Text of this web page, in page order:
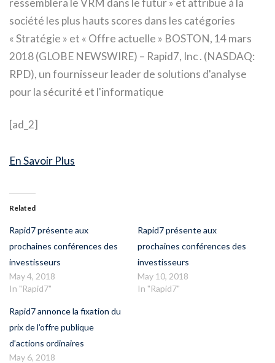
ressemblera le VRM dans le futur » et attribue à la
société les plus hauts scores dans les catégories
« Stratégie » et « Offre actuelle » BOSTON, 14 mars
2018 (GLOBE NEWSWIRE) – Rapid7, Inc . (NASDAQ:
RPD), un fournisseur leader de solutions d'analyse
pour la sécurité et l'informatique
[ad_2]
En Savoir Plus
Related
Rapid7 présente aux
prochaines conférences des
investisseurs
May 4, 2018
In "Rapid7"
Rapid7 présente aux
prochaines conférences des
investisseurs
May 10, 2018
In "Rapid7"
Rapid7 annonce la fixation du
prix de l’offre publique
d’actions ordinaires
May 6, 2018